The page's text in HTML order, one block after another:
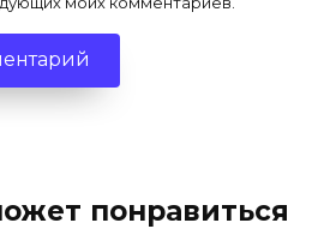
понравиться